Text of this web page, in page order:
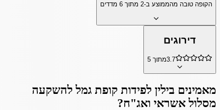
הקופה טובה מהממוצע ב-2 מתוך 6 מדדים
דירוגים
3.7מתוך 5
מאמינים בילין לפידות קופת גמל להשקעה
מסלול אשראי ואג"ח?